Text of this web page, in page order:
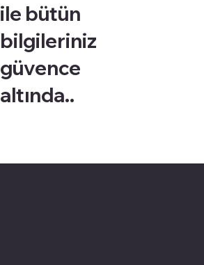
ile bütün
bilgileriniz
güvence
altında..